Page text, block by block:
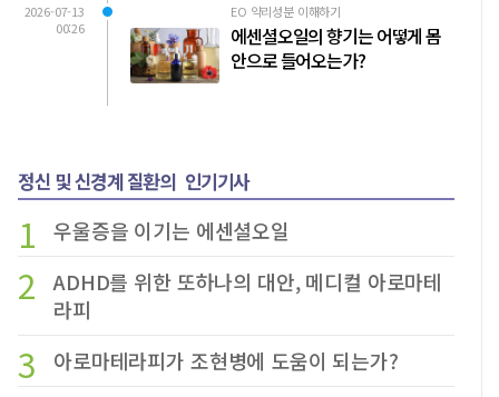
2026-07-13
00:26
EO 약리성분 이해하기
에센셜오일의 향기는 어떻게 몸
안으로 들어오는가?
정신 및 신경계 질환의 인기기사
1 우울증을 이기는 에센셜오일
2
ADHD를 위한 또하나의 대안, 메디컬 아로마테
라피
3 아로마테라피가 조현병에 도움이 되는가?